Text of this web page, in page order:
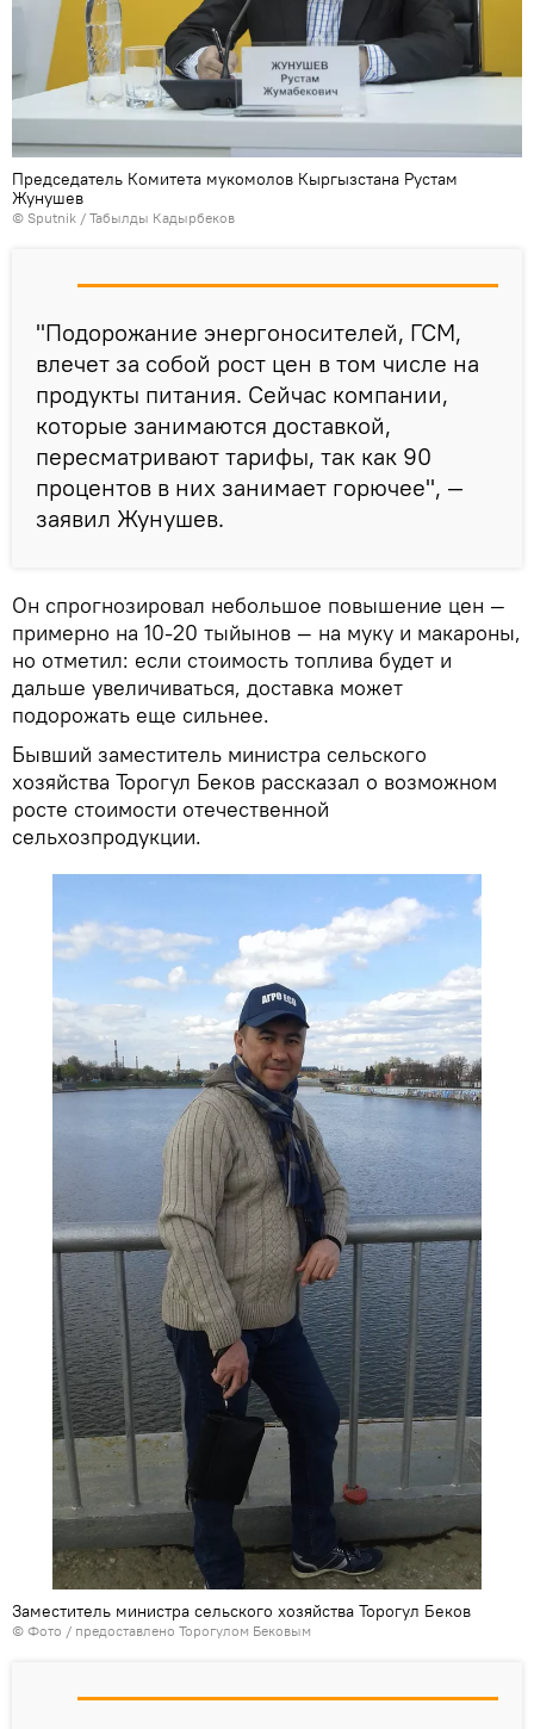
Председатель Комитета мукомолов Кыргызстана Рустам
Жунушев
© Sputnik / Табылды Кадырбеков
"Подорожание энергоносителей, ГСМ,
влечет за собой рост цен в том числе на
продукты питания. Сейчас компании,
которые занимаются доставкой,
пересматривают тарифы, так как 90
процентов в них занимает горючее", —
заявил Жунушев.
Он спрогнозировал небольшое повышение цен —
примерно на 10-20 тыйынов — на муку и макароны,
но отметил: если стоимость топлива будет и
дальше увеличиваться, доставка может
подорожать еще сильнее.
Бывший заместитель министра сельского
хозяйства Торогул Беков рассказал о возможном
росте стоимости отечественной
сельхозпродукции.
Заместитель министра сельского хозяйства Торогул Беков
© Фото / предоставлено Торогулом Бековым